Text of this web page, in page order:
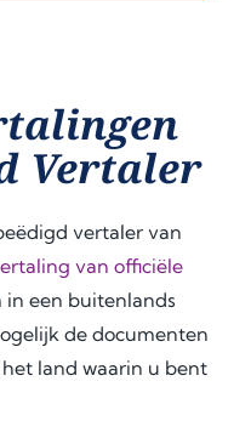
Vertaler
vertaler van
van officiële
in een buitenlands
de documenten
land waarin u bent